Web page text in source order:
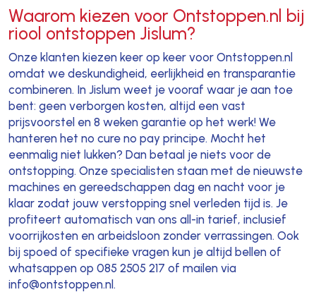
Waarom kiezen voor Ontstoppen.nl bij
riool ontstoppen Jislum?
Onze klanten kiezen keer op keer voor Ontstoppen.nl
omdat we deskundigheid, eerlijkheid en transparantie
combineren. In Jislum weet je vooraf waar je aan toe
bent: geen verborgen kosten, altijd een vast
prijsvoorstel en 8 weken garantie op het werk! We
hanteren het no cure no pay principe. Mocht het
eenmalig niet lukken? Dan betaal je niets voor de
ontstopping. Onze specialisten staan met de nieuwste
machines en gereedschappen dag en nacht voor je
klaar zodat jouw verstopping snel verleden tijd is. Je
profiteert automatisch van ons all-in tarief, inclusief
voorrijkosten en arbeidsloon zonder verrassingen. Ook
bij spoed of specifieke vragen kun je altijd bellen of
whatsappen op 085 2505 217 of mailen via
info@ontstoppen.nl.